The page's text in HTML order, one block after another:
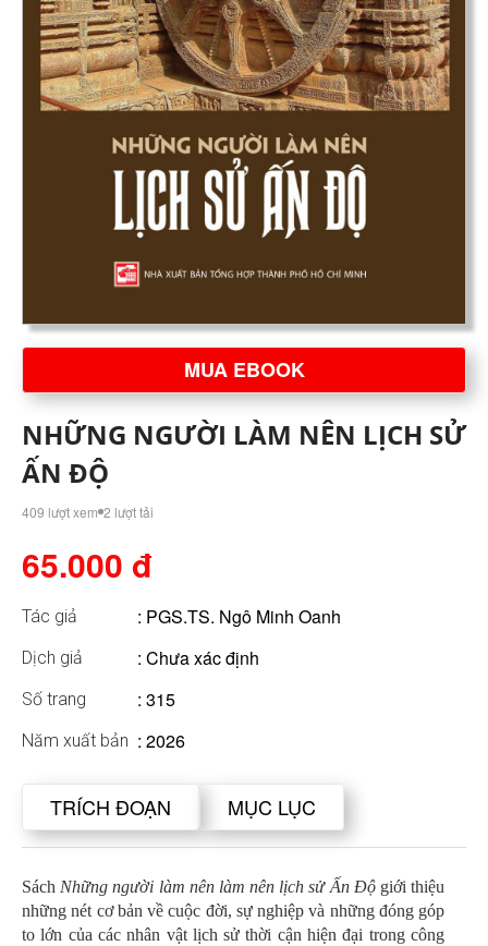
MUA EBOOK
NHỮNG NGƯỜI LÀM NÊN LỊCH SỬ
ẤN ĐỘ
409 lượt xem 2 lượt tải
65.000 đ
Tác giả : PGS.TS. Ngô Minh Oanh
Dịch giả : Chưa xác định
Số trang : 315
Năm xuất bản : 2026
TRÍCH ĐOẠN MỤC LỤC
SáchNhững người làm nên làm nên lịch sử Ấn Độgiới thiệu
những nét cơ bản về cuộc đời, sự nghiệp và những đóng góp
to lớn của các nhân vật lịch sử thời cận hiện đại trong công